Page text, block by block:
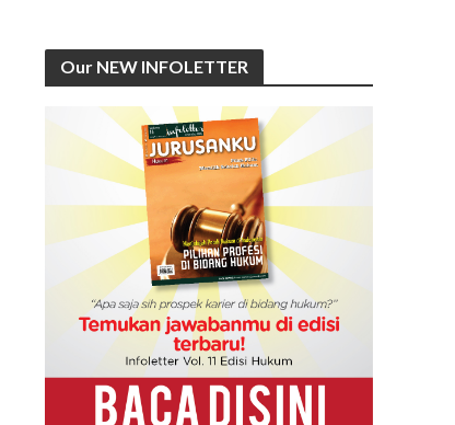
Our NEW INFOLETTER